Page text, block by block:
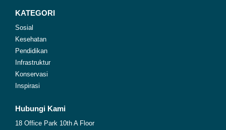
KATEGORI
Sosial
Kesehatan
Pendidikan
Infrastruktur
Konservasi
Inspirasi
Hubungi Kami
18 Office Park 10th A Floor